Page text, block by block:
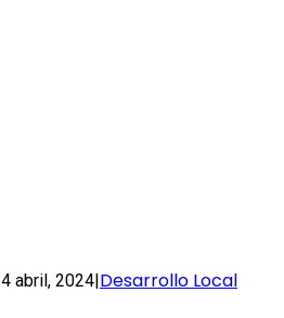
4 abril, 2024|Desarrollo Local